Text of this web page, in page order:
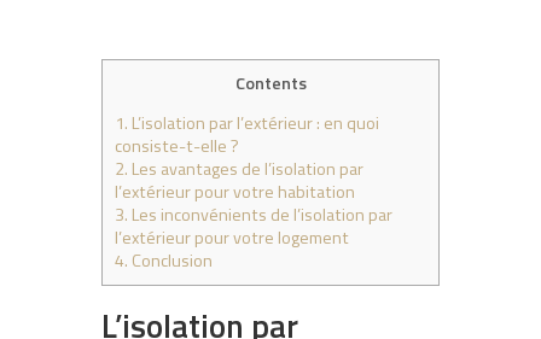
Contents
1. L’isolation par l’extérieur : en quoi
consiste-t-elle ?
2. Les avantages de l’isolation par
l’extérieur pour votre habitation
3. Les inconvénients de l’isolation par
l’extérieur pour votre logement
4. Conclusion
L’isolation par